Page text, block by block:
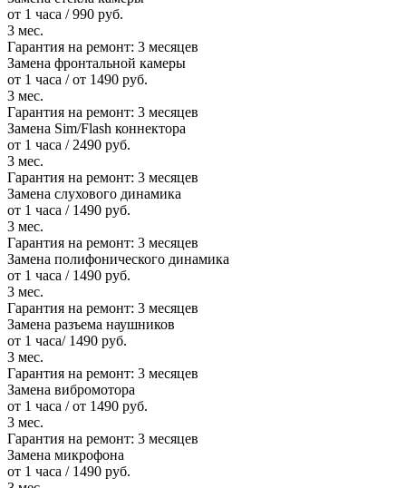
от 1 часа / 990 руб.
3 мес.
Гарантия на ремонт: 3 месяцев
Замена фронтальной камеры
от 1 часа / от 1490 руб.
3 мес.
Гарантия на ремонт: 3 месяцев
Замена Sim/Flash коннектора
от 1 часа / 2490 руб.
3 мес.
Гарантия на ремонт: 3 месяцев
Замена слухового динамика
от 1 часа / 1490 руб.
3 мес.
Гарантия на ремонт: 3 месяцев
Замена полифонического динамика
от 1 часа / 1490 руб.
3 мес.
Гарантия на ремонт: 3 месяцев
Замена разъема наушников
от 1 часа/ 1490 руб.
3 мес.
Гарантия на ремонт: 3 месяцев
Замена вибромотора
от 1 часа / от 1490 руб.
3 мес.
Гарантия на ремонт: 3 месяцев
Замена микрофона
от 1 часа / 1490 руб.